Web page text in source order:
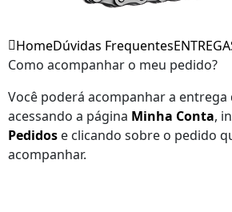
HomeDúvidas Frequentes
Como acompanhar o meu pedido?
Você poderá acompanhar a entrega
acessando a página Minha Conta,
Pedidos e clicando sobre o pedido
acompanhar.